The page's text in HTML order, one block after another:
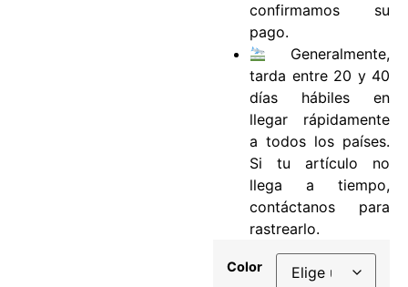
confirmamos su
pago.
Generalmente,
tarda entre 20 y 40
días hábiles en
llegar rápidamente
a todos los países.
Si tu artículo no
llega a tiempo,
contáctanos para
rastrearlo.
Color